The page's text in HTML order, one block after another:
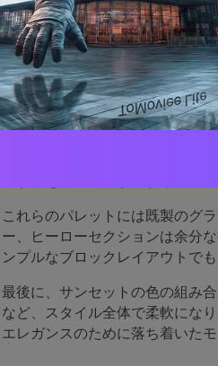
サンセットパ
理由
これらのパレットには既製のグ
ー、ヒーローセクションは余分
ンプルなブロックレイアウトで
最後に、サンセットの色の組み
など、スタイル全体で柔軟にな
エレガンスのために落ち着いた